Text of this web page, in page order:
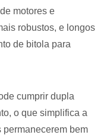
motores e
robustos, e longos
de bitola para
cumprir dupla
o que simplifica a
permanecerem bem